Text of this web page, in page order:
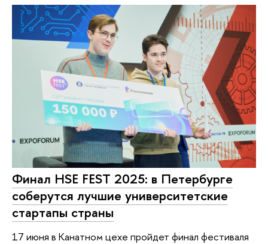
Финал HSE FEST 2025: в Петербурге
соберутся лучшие университетские
стартапы страны
17 июня в Канатном цехе пройдет финал фестиваля